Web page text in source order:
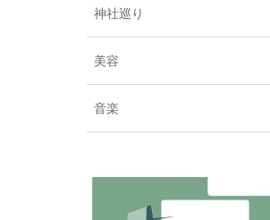
神社巡り
美容
音楽